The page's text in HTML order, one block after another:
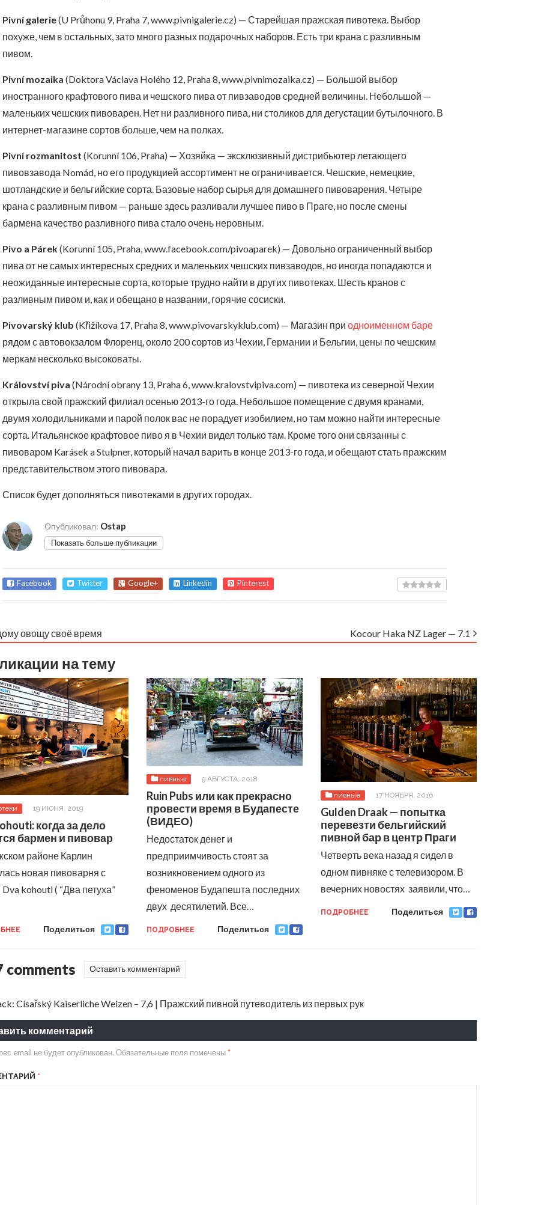
Pivní galerie(U Průhonu 9, Praha 7, www.pivnigalerie.cz) — Старейшая пражская пивотека. Выбор
похуже, чем в остальных, зато много разных подарочных наборов. Есть три крана с разливным
пивом.
Pivní mozaika (Doktora Václava Holého 12, Praha 8, www.pivnimozaika.cz) — Большой выбор
иностранного крафтового пива и чешского пива от пивзаводов средней величины. Небольшой —
маленьких чешских пивоварен. Нет ни разливного пива, ни столиков для дегустации бутылочного. В
интернет-магазине сортов больше, чем на полках.
Pivní rozmanitost (Korunní 106, Praha) — Хозяйка — эксклюзивный дистрибьютер летающего
пивовзавода Nomád, но его продукцией ассортимент не ограничивается. Чешские, немецкие,
шотландские и бельгийские сорта. Базовые набор сырья для домашнего пивоварения. Четыре
крана с разливным пивом — раньше здесь разливали лучшее пиво в Праге, но после смены
бармена качество разливного пива стало очень неровным.
Pivo a Párek(Korunní 105, Praha, www.facebook.com/pivoaparek) — Довольно ограниченный выбор
пива от не самых интересных средних и маленьких чешских пивзаводов, но иногда попадаются и
неожиданные интересные сорта, которые трудно найти в других пивотеках. Шесть кранов с
разливным пивом и, как и обещано в названии, горячие сосиски.
Pivovarský klub (Křižíkova 17, Praha 8, www.pivovarskyklub.com) — Магазин при одноименном баре
рядом с автовокзалом Флоренц, около 200 сортов из Чехии, Германии и Бельгии, цены по чешским
меркам несколько высоковаты.
Království piva (Národní obrany 13, Praha 6, www.kralovstvipiva.com) — пивотека из северной Чехии
открыла свой пражский филиал осенью 2013-го года. Небольшое помещение с двумя кранами,
двумя холодильниками и парой полок вас не порадует изобилием, но там можно найти интересные
сорта. Итальянское крафтовое пиво я в Чехии видел только там. Кроме того они связанны с
пивоваром Karásek a Stulpner, который начал варить в конце 2013-го года, и обещают стать пражским
представительством этого пивовара.
Список будет дополняться пивотеками в других городах.
Опубликовал: Ostap
Показать больше публикации
Facebook Twitter Google+ Linkedin Pinterest
овощу своё время Kocour Haka NZ Lager — 7.1
на тему
19 ИЮНЯ, 2019
когда за дело
бармен и пивовар
районе Карлин
новая пивоварня с
kohouti ( “Два петуха”
Поделиться
пивные 9 АВГУСТА, 2018
Ruin Pubs или как прекрасно
провести время в Будапесте
(ВИДЕО)
Недостаток денег и
предприимчивость стоят за
возникновением одного из
феноменов Будапешта последних
двух десятилетий. Все…
ПОДРОБНЕЕ Поделиться
пивные 17 НОЯБРЯ, 2016
Gulden Draak — попытка
перевезти бельгийский
пивной бар в центр Праги
Четверть века назад я сидел в
одном пивняке с телевизором. В
вечерних новостях заявили, что…
ПОДРОБНЕЕ Поделиться
comments Оставить комментарий
Císařský Kaiserliche Weizen – 7,6 | Пражский пивной путеводитель из первых рук
комментарий
email не будет опубликован. Обязательные поля помечены*
*